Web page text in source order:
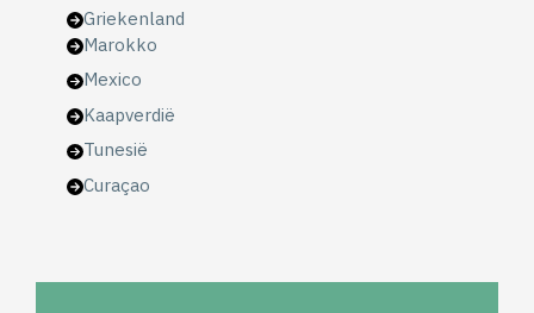
Griekenland
Marokko
Mexico
Kaapverdië
Tunesië
Curaçao